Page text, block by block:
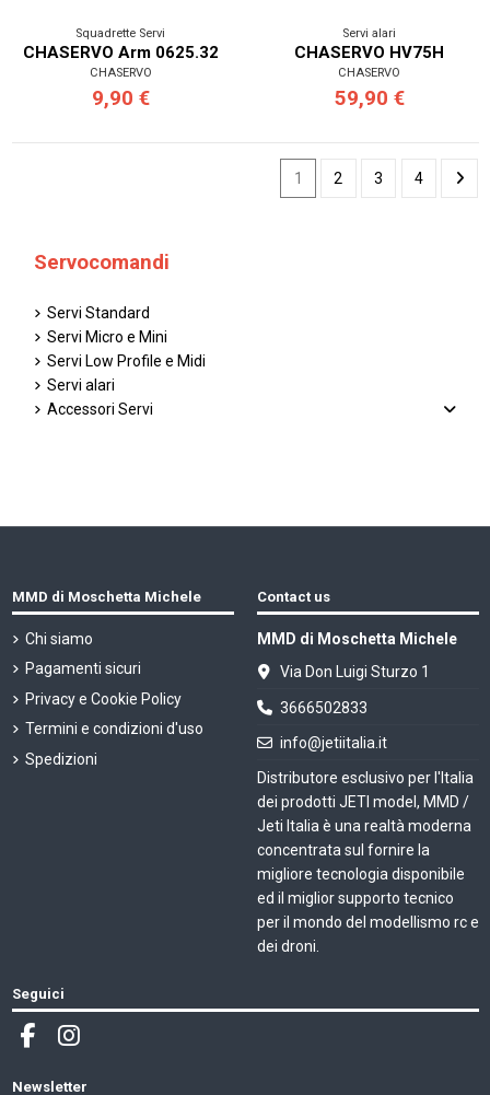
Squadrette Servi
CHASERVO Arm 0625.32
CHASERVO
9,90 €
Servi alari
CHASERVO HV75H
CHASERVO
59,90 €
1 2 3 4
Servocomandi
Servi Standard
Servi Micro e Mini
Servi Low Profile e Midi
Servi alari
Accessori Servi
MMD di Moschetta Michele
Chi siamo
Pagamenti sicuri
Privacy e Cookie Policy
Termini e condizioni d'uso
Spedizioni
Contact us
MMD di Moschetta Michele
Via Don Luigi Sturzo 1
3666502833
info@jetiitalia.it
Distributore esclusivo per l'Italia
dei prodotti JETI model, MMD /
Jeti Italia è una realtà moderna
concentrata sul fornire la
migliore tecnologia disponibile
ed il miglior supporto tecnico
per il mondo del modellismo rc e
dei droni.
Seguici
Newsletter